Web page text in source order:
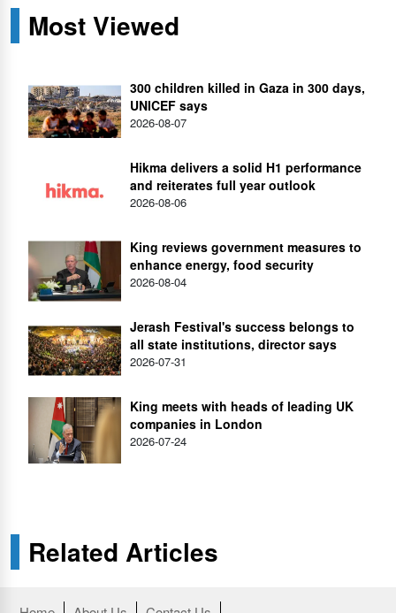
Most Viewed
300 children killed in Gaza in 300 days,
UNICEF says
2026-08-07
Hikma delivers a solid H1 performance
and reiterates full year outlook
2026-08-06
King reviews government measures to
enhance energy, food security
2026-08-04
Jerash Festival's success belongs to
all state institutions, director says
2026-07-31
King meets with heads of leading UK
companies in London
2026-07-24
Related Articles